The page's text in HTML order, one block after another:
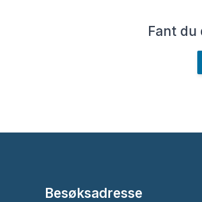
Fant
Besøksadresse